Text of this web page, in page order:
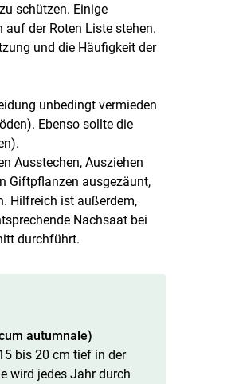
schützen. Einige
auf der Roten Liste stehen.
und die Häufigkeit der
unbedingt vermieden
Ebenso sollte die
Ausstechen, Ausziehen
Giftpflanzen ausgezäunt,
Hilfreich ist außerdem,
Nachsaat bei
durchführt.
autumnale)
bis 20 cm tief in der
wird jedes Jahr durch